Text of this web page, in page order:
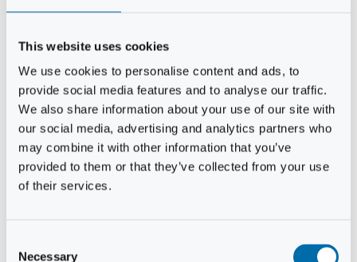
This website uses cookies
We use cookies to personalise content and ads, to
provide social media features and to analyse our traffic.
We also share information about your use of our site with
our social media, advertising and analytics partners who
may combine it with other information that you’ve
provided to them or that they’ve collected from your use
of their services.
Necessary
Niels Thomas Rosenberg
Benny Gensbøl
Bent Jakobsen
Svend Andersen
Bent Wigh
Jens-Kjeld Jensen
Jon Fjeldså
William Carøe Aarestrup
Erik Mølgaard